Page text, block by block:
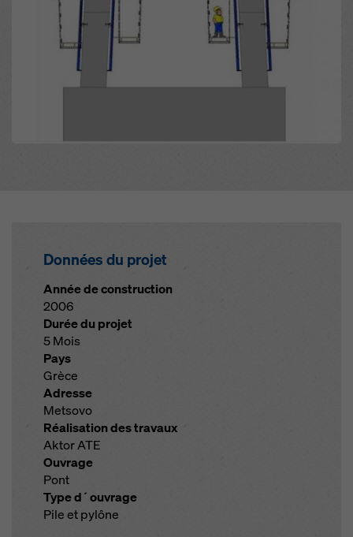
Données du projet
Année de construction
2006
Durée du projet
5 Mois
Pays
Grèce
Adresse
Metsovo
Réalisation des travaux
Aktor ATE
Ouvrage
Pont
Type d´ouvrage
Pile et pylône